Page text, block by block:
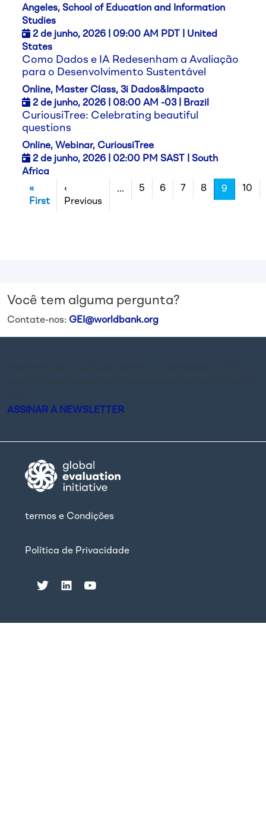
Angeles, School of Education and Information
Studies
2 de junho, 2026 | 09:00 AM PDT | United
States
Como Dados e IA Redesenham a Avaliação
para o Desenvolvimento Sustentável
Online, Master Class, 3i Dados&Impacto
2 de junho, 2026 | 08:00 AM -03 | Brazil
CuriousiTree: Celebrating beautiful
questions
Online, Webinar, CuriousiTree
2 de junho, 2026 | 02:00 PM SAST | South
Africa
Paginação
«
FirstPrimeira página
‹
Previous Página anterior
… 5 6 7 8 9 10
Você tem alguma pergunta?
Contate-nos: GEI@worldbank.org
ASSINAR A NEWSLETTER
termos e Condições
Política de Privacidade